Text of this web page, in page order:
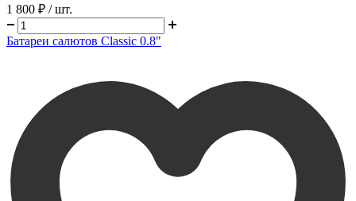
1 800 ₽ / шт.
Батареи салютов Classic 0.8"